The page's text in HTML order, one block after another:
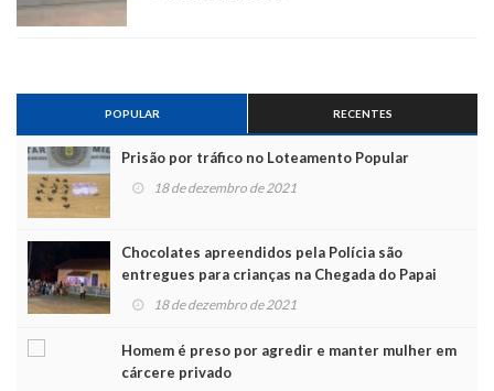
POPULAR RECENTES
Prisão por tráfico no Loteamento Popular
18 de dezembro de 2021
Chocolates apreendidos pela Polícia são
entregues para crianças na Chegada do Papai
Noel 18 de dezembro de 2021
Homem é preso por agredir e manter mulher em
cárcere privado